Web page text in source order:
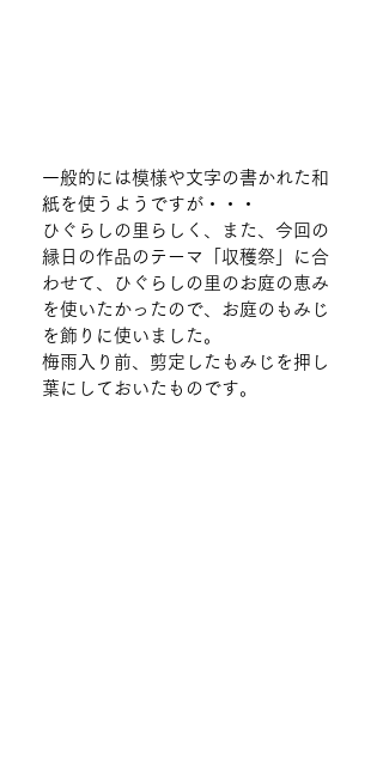
一般的には模様や文字の書かれた和
紙を使うようですが・・・
ひぐらしの里らしく、また、今回の
縁日の作品のテーマ「収穫祭」に合
わせて、ひぐらしの里のお庭の恵み
を使いたかったので、お庭のもみじ
を飾りに使いました。
梅雨入り前、剪定したもみじを押し
葉にしておいたものです。